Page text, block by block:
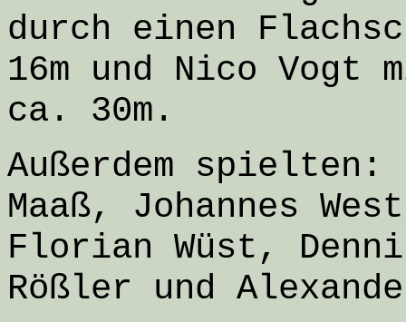
durch einen
16m und Nico Vogt
ca. 30m.
Außerdem
Maaß, Johannes
Florian Wüst,
Rößler und